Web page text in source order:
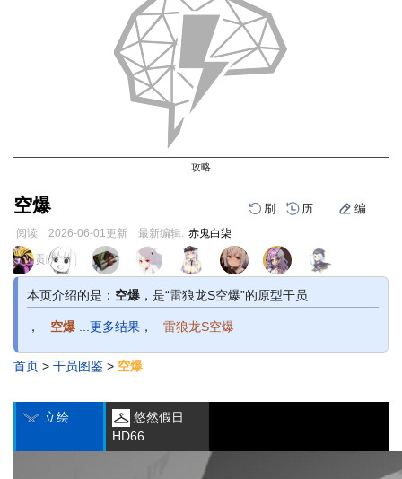
攻略
空爆 刷 历 编
阅读 2026-06-01更新 最新编辑: 赤鬼白柒
跳
到
跳
到
页面贡献者 :
本页介绍的是： 空爆 ，是“雷狼龙S空爆”的原型干员
， 空爆 ...更多结果 ， 雷狼龙S空爆
首页 > 干员图鉴 > 空爆
立绘
悠然假日
HD66